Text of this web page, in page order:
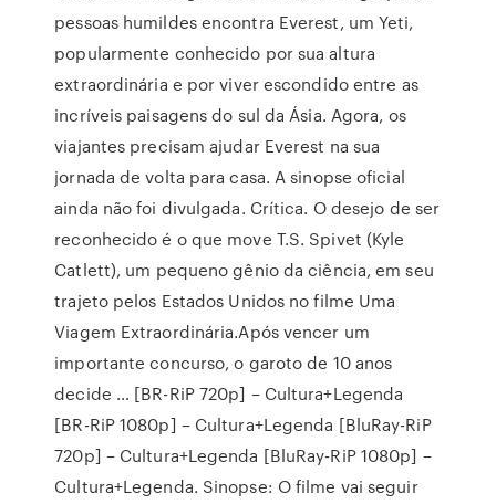
pessoas humildes encontra Everest, um Yeti,
popularmente conhecido por sua altura
extraordinária e por viver escondido entre as
incríveis paisagens do sul da Ásia. Agora, os
viajantes precisam ajudar Everest na sua
jornada de volta para casa. A sinopse oficial
ainda não foi divulgada. Crítica. O desejo de ser
reconhecido é o que move T.S. Spivet (Kyle
Catlett), um pequeno gênio da ciência, em seu
trajeto pelos Estados Unidos no filme Uma
Viagem Extraordinária.Após vencer um
importante concurso, o garoto de 10 anos
decide … [BR-RiP 720p] – Cultura+Legenda
[BR-RiP 1080p] – Cultura+Legenda [BluRay-RiP
720p] – Cultura+Legenda [BluRay-RiP 1080p] –
Cultura+Legenda. Sinopse: O filme vai seguir